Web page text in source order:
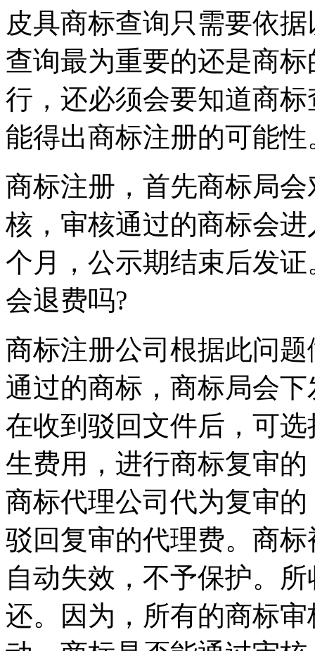
皮具商标查询只需要依
查询最为重要的还是商
行，还必须会要知道商
能得出商标注册的可能性
商标注册，首先商标局
核，审核通过的商标会
个月，公示期结束后发
会退费吗?
商标注册公司根据此问
通过的商标，商标局会
在收到驳回文件后，可
生费用，进行商标复审
商标代理公司代为复审
驳回复审的代理费。商
自动失效，不予保护。
还。因为，所有的商标